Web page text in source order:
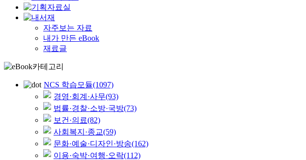
자주보는 자료
내가 만든 eBook
재료글
NCS 학습모듈(1097)
경영·회계·사무(93)
법률·경찰·소방·국방(73)
보건·의료(82)
사회복지·종교(59)
문화·예술·디자인·방송(162)
이용·숙박·여행·오락(112)